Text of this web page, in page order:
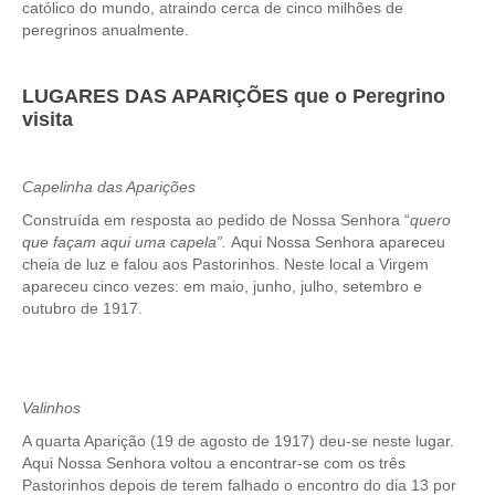
católico do mundo, atraindo cerca de cinco milhões de
peregrinos anualmente.
LUGARES DAS APARIÇÕES que o Peregrino
visita
Capelinha das Aparições
Construída em resposta ao pedido de Nossa Senhora “quero
que façam aqui uma capela”. Aqui Nossa Senhora apareceu
cheia de luz e falou aos Pastorinhos. Neste local a Virgem
apareceu cinco vezes: em maio, junho, julho, setembro e
outubro de 1917.
Valinhos
A quarta Aparição (19 de agosto de 1917) deu-se neste lugar.
Aqui Nossa Senhora voltou a encontrar-se com os três
Pastorinhos depois de terem falhado o encontro do dia 13 por